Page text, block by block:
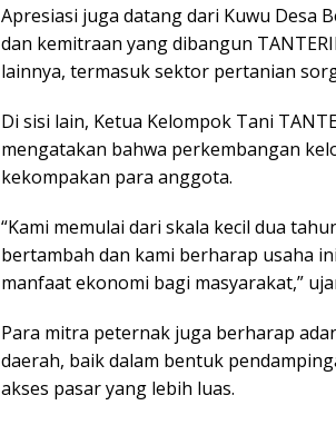
Apresiasi juga datang dari Kuwu Desa
dan kemitraan yang dibangun
lainnya, termasuk sektor pertanian
Di sisi lain, Ketua Kelompok Tani
mengatakan bahwa perkembangan
kekompakan para anggota.
“Kami memulai dari skala kecil dua
bertambah dan kami berharap usaha
manfaat ekonomi bagi masyarakat,”
Para mitra peternak juga berharap
daerah, baik dalam bentuk
akses pasar yang lebih luas.